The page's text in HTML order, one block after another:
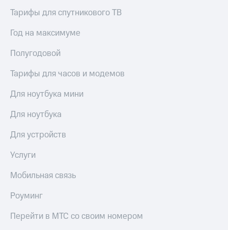
Тарифы для спутникового ТВ
Год на максимуме
Полугодовой
Тарифы для часов и модемов
Для ноутбука мини
Для ноутбука
Для устройств
Услуги
Мобильная связь
Роуминг
Перейти в МТС со своим номером